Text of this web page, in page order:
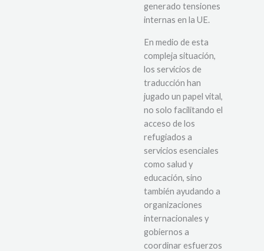
generado tensiones
internas en la UE.
En medio de esta
compleja situación,
los servicios de
traducción han
jugado un papel vital,
no solo facilitando el
acceso de los
refugiados a
servicios esenciales
como salud y
educación, sino
también ayudando a
organizaciones
internacionales y
gobiernos a
coordinar esfuerzos